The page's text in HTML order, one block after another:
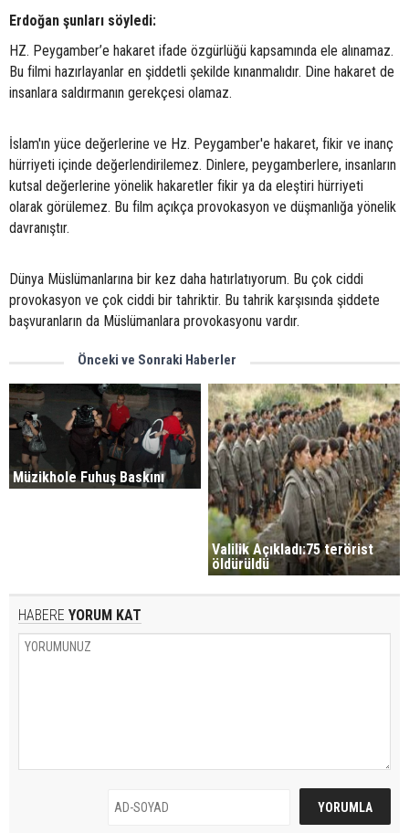
Erdoğan şunları söyledi:
HZ. Peygamber’e hakaret ifade özgürlüğü kapsamında ele alınamaz.
Bu filmi hazırlayanlar en şiddetli şekilde kınanmalıdır. Dine hakaret de
insanlara saldırmanın gerekçesi olamaz.
İslam'ın yüce değerlerine ve Hz. Peygamber'e hakaret, fikir ve inanç
hürriyeti içinde değerlendirilemez. Dinlere, peygamberlere, insanların
kutsal değerlerine yönelik hakaretler fikir ya da eleştiri hürriyeti
olarak görülemez. Bu film açıkça provokasyon ve düşmanlığa yönelik
davranıştır.
Dünya Müslümanlarına bir kez daha hatırlatıyorum. Bu çok ciddi
provokasyon ve çok ciddi bir tahriktir. Bu tahrik karşısında şiddete
başvuranların da Müslümanlara provokasyonu vardır.
Önceki ve Sonraki Haberler
Müzikhole Fuhuş Baskını
Valilik Açıkladı:75 terörist
öldürüldü
HABERE YORUM KAT